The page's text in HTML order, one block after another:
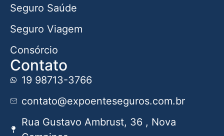
Seguro Saúde
Seguro Viagem
Consórcio
Contato
19 98713-3766
contato@expoenteseguros.com.br
Rua Gustavo Ambrust, 36 , Nova